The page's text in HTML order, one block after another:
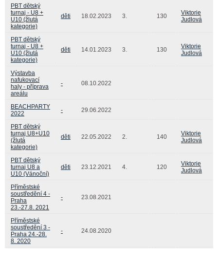
PBT dětský
turnaj - U8 +
U10 (žlutá
kategorie)
děti 18.02.2023 3. 130
Viktorie
Judlová
PBT dětský
turnaj - U8 +
U10 (žlutá
kategorie)
děti 14.01.2023 3. 130
Viktorie
Judlová
Výstavba
nafukovací
haly - příprava
areálu
- 08.10.2022
BEACHPARTY
2022
- 29.06.2022
PBT dětský
turnaj U8+U10
(žlutá
kategorie)
děti 22.05.2022 2. 140
Viktorie
Judlová
PBT dětský
turnaj U8 a
U10 (Vánoční)
děti 23.12.2021 4. 120
Viktorie
Judlová
Příměstské
soustředění 4 -
Praha
23.-27.8. 2021
- 23.08.2021
Příměstské
soustředění 3 -
Praha 24.-28.
8. 2020
- 24.08.2020